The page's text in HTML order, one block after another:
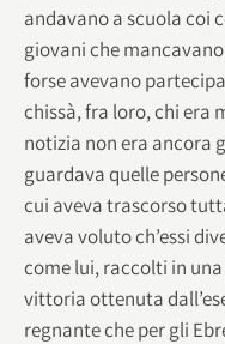
andavano a scuola coi
giovani che
forse avevano
chissà, fra loro, chi era
notizia non era ancora
guardava quelle
cui aveva trascorso
aveva voluto ch’essi
come lui, raccolti in
vittoria ottenuta
regnante che per gli